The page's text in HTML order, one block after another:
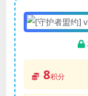
8积分